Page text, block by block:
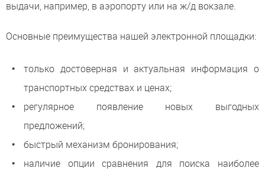
выдачи, например, в аэропорту или на ж/д вокзале.
Основные преимущества нашей электронной площадки:
только достоверная и актуальная информация о
транспортных средствах и ценах;
регулярное появление новых выгодных
предложений;
быстрый механизм бронирования;
наличие опции сравнения для поиска наиболее